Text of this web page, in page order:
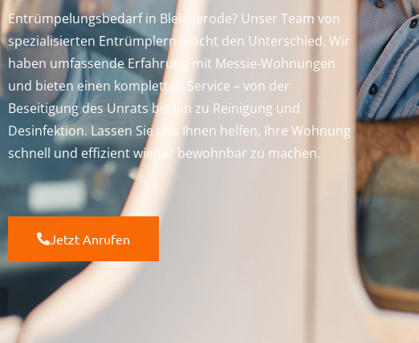
Entrümpelungsbedarf in Bleicherode? Unser Team von
spezialisierten Entrümplern macht den Unterschied. Wir
haben umfassende Erfahrung mit Messie-Wohnungen
und bieten einen kompletten Service – von der
Beseitigung des Unrats bis hin zu Reinigung und
Desinfektion. Lassen Sie uns Ihnen helfen, Ihre Wohnung
schnell und effizient wieder bewohnbar zu machen.
Jetzt Anrufen